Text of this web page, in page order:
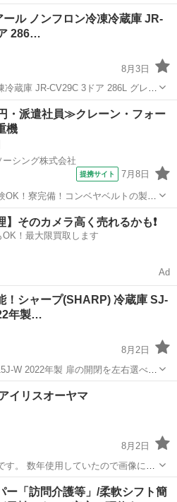
ール ノンフロン冷凍冷蔵庫 JR-
286…
8月3日
冷蔵庫 JR-CV29C 3ドア 286L グレー
・土曜日（水・...
キッチン家電
・派遣社員≫クレーン・フォー
機
ーシング株式会社
提携サイト 7月8日
OK！寮完備！コンベヤベルトの製造
体的には原料の投入や撹拌作業、ゴ
その他
】そのカメラ高く売れるかも❗️
！最大限買取します
Ad
！シャープ(SHARP) 冷蔵庫 SJ-
年製…
8月2日
右選べる
1)ホワイト 商品の寸法59.8
ブランドシ...
電
イリスオーヤマ
8月2日
。 数年使用していたので画像にあ
問題ありません。 引き取り場
キッチン家電 電気圧力鍋
ー「訪問介護等」/柔軟シフト簡